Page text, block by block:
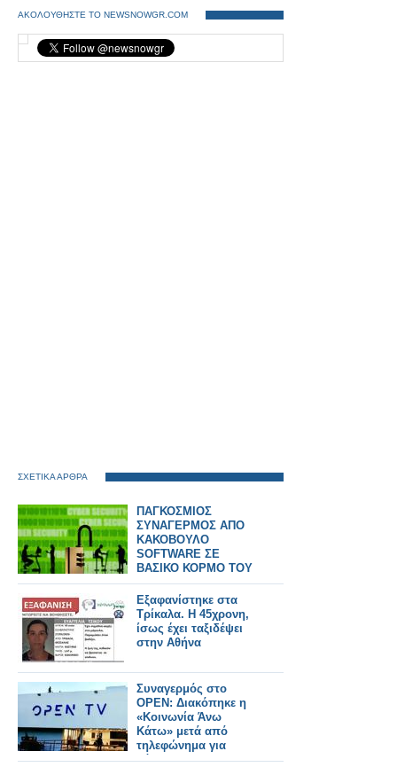
ΑΚΟΛΟΥΘΗΣΤΕ ΤΟ NEWSNOWGR.COM
ΣΧΕΤΙΚΑ ΑΡΘΡΑ
ΠΑΓΚΟΣΜΙΟΣ
ΣΥΝΑΓΕΡΜΟΣ ΑΠΟ
ΚΑΚΟΒΟΥΛΟ
SOFTWARE ΣΕ
ΒΑΣΙΚΟ ΚΟΡΜΟ ΤΟΥ
INTERNET
Εξαφανίστηκε στα
Τρίκαλα. Η 45χρονη,
ίσως έχει ταξιδέψει
στην Αθήνα
Συναγερμός στο
OPEN: Διακόπηκε η
«Κοινωνία Άνω
Κάτω» μετά από
τηλεφώνημα για
βόμβα